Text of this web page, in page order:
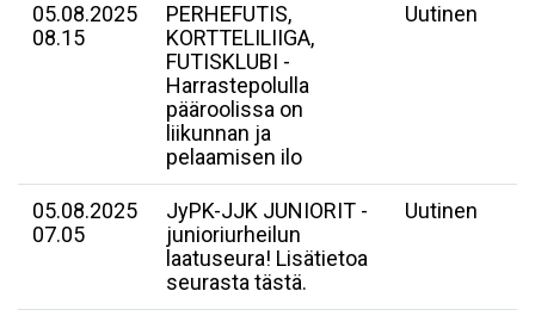
05.08.2025
08.15
PERHEFUTIS,
KORTTELILIIGA,
FUTISKLUBI -
Harrastepolulla
pääroolissa on
liikunnan ja
pelaamisen ilo
Uutinen
05.08.2025
07.05
JyPK-JJK JUNIORIT -
junioriurheilun
laatuseura! Lisätietoa
seurasta tästä.
Uutinen